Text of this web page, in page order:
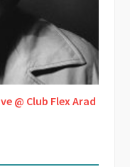
@ Club Flex Arad